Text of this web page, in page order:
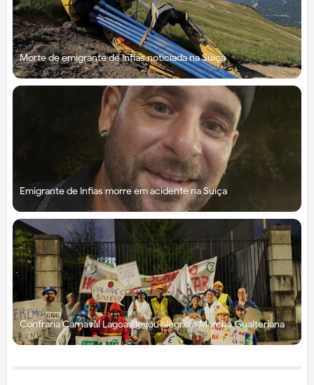
Morte de emigrante de Infias noticiada na Suíça
Emigrante de Infias morre em acidente na Suíça
Confraria Carnaval Lagoas levou alegria à Marcha Gualteriana